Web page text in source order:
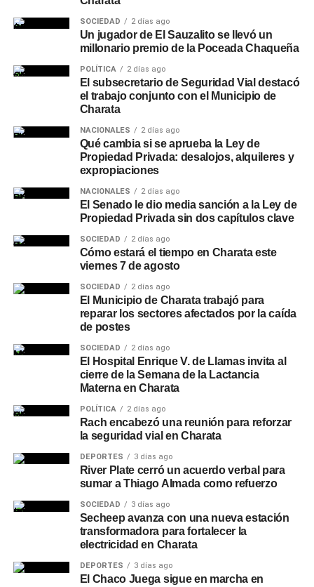
SOCIEDAD 2 días ago
Un jugador de El Sauzalito se llevó un
millonario premio de la Poceada Chaqueña
POLÍTICA 2 días ago
El subsecretario de Seguridad Vial destacó
el trabajo conjunto con el Municipio de
Charata
NACIONALES 2 días ago
Qué cambia si se aprueba la Ley de
Propiedad Privada: desalojos, alquileres y
expropiaciones
NACIONALES 2 días ago
El Senado le dio media sanción a la Ley de
Propiedad Privada sin dos capítulos clave
SOCIEDAD 2 días ago
Cómo estará el tiempo en Charata este
viernes 7 de agosto
SOCIEDAD 2 días ago
El Municipio de Charata trabajó para
reparar los sectores afectados por la caída
de postes
SOCIEDAD 2 días ago
El Hospital Enrique V. de Llamas invita al
cierre de la Semana de la Lactancia
Materna en Charata
POLÍTICA 2 días ago
Rach encabezó una reunión para reforzar
la seguridad vial en Charata
DEPORTES 3 días ago
River Plate cerró un acuerdo verbal para
sumar a Thiago Almada como refuerzo
SOCIEDAD 3 días ago
Secheep avanza con una nueva estación
transformadora para fortalecer la
electricidad en Charata
DEPORTES 3 días ago
El Chaco Juega sigue en marcha en